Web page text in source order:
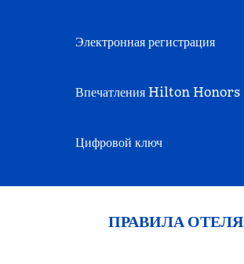
Электронная регистрация
Впечатления Hilton Honors
Цифровой ключ
ПРАВИЛА ОТЕЛЯ